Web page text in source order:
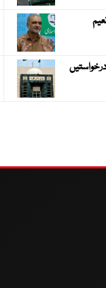
نعیم